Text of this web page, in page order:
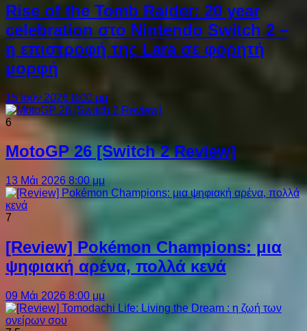
Rise of the Tomb Raider: 20 year
celebration στο Nintendo Switch 2 –
η επιστροφή της Lara σε φορητή
μορφή
15 Ιούν 2026 8:00 μμ
6
MotoGP 26 [Switch 2 Review]
13 Μάι 2026 8:00 μμ
7
[Review] Pokémon Champions: μια
ψηφιακή αρένα, πολλά κενά
09 Μάι 2026 8:00 μμ